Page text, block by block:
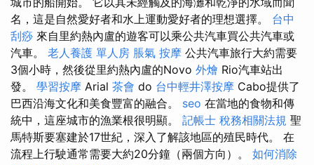
名，這是自然愛好者和水上運動愛好者的理想選擇。 台中
刮痧 來自里約熱內盧的遊客可以乘公共汽車買公共汽車或
汽車。 老人養護 單人房 脹氣 按摩 公共汽車旅行大約需要
3個小時，然後從里約熱內盧的Novo 外燴 Rio汽車站出
發。 學習按摩 Arial 茶會 do 台中輕井澤按摩 Cabo提供了
巴西沿海文化和美食豐富的融合。 seo 在當地的食物和傳
統中，這座城市的漁業根很明顯。 記帳士 稅務相關法規 聖
馬特斯要塞建於17世紀，深入了解該地區的殖民時代。 在
流程上行駛通常需要大約20分鐘（兩個方向）。 如何消除